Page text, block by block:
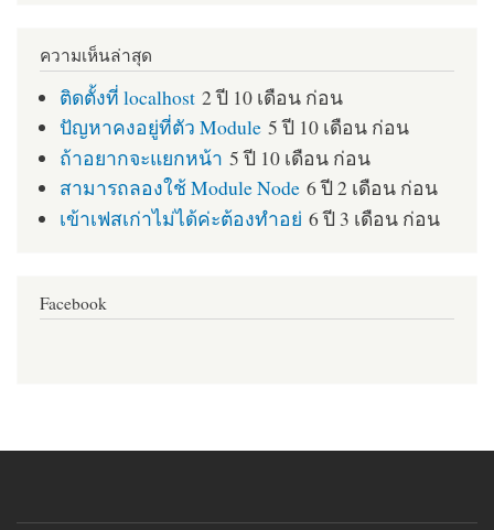
ความเห็นล่าสุด
ติดตั้งที่ localhost 2 ปี 10 เดือน ก่อน
ปัญหาคงอยู่ที่ตัว Module 5 ปี 10 เดือน ก่อน
ถ้าอยากจะแยกหน้า 5 ปี 10 เดือน ก่อน
สามารถลองใช้ Module Node 6 ปี 2 เดือน ก่อน
เข้าเฟสเก่าไม่ได้ค่ะต้องทำอย่ 6 ปี 3 เดือน ก่อน
Facebook